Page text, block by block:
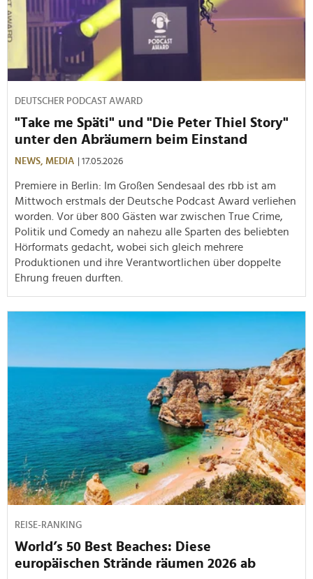
DEUTSCHER PODCAST AWARD
"Take me Späti" und "Die Peter Thiel Story"
unter den Abräumern beim Einstand
NEWS, MEDIA | 17.05.2026
Premiere in Berlin: Im Großen Sendesaal des rbb ist am
Mittwoch erstmals der Deutsche Podcast Award verliehen
worden. Vor über 800 Gästen war zwischen True Crime,
Politik und Comedy an nahezu alle Sparten des beliebten
Hörformats gedacht, wobei sich gleich mehrere
Produktionen und ihre Verantwortlichen über doppelte
Ehrung freuen durften.
REISE-RANKING
World’s 50 Best Beaches: Diese
europäischen Strände räumen 2026 ab